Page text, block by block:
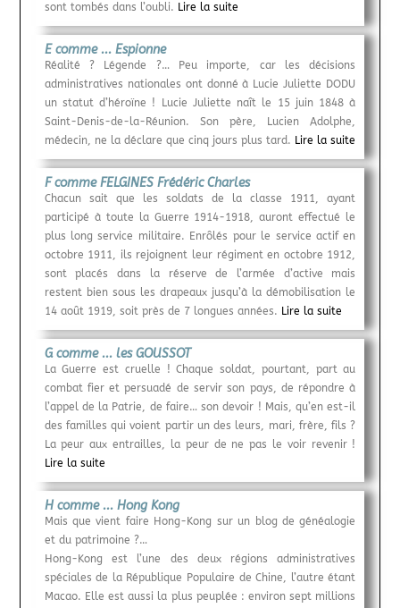
sont tombés dans l’oubli. Lire la suite
E comme ... Espionne
Réalité ? Légende ?… Peu importe, car les décisions
administratives nationales ont donné à Lucie Juliette DODU
un statut d’héroïne ! Lucie Juliette naît le 15 juin 1848 à
Saint-Denis-de-la-Réunion. Son père, Lucien Adolphe,
médecin, ne la déclare que cinq jours plus tard. Lire la suite
F comme FELGINES Frédéric Charles
Chacun sait que les soldats de la classe 1911, ayant
participé à toute la Guerre 1914-1918, auront effectué le
plus long service militaire. Enrôlés pour le service actif en
octobre 1911, ils rejoignent leur régiment en octobre 1912,
sont placés dans la réserve de l’armée d’active mais
restent bien sous les drapeaux jusqu’à la démobilisation le
14 août 1919, soit près de 7 longues années. Lire la suite
G comme ... les GOUSSOT
La Guerre est cruelle ! Chaque soldat, pourtant, part au
combat fier et persuadé de servir son pays, de répondre à
l’appel de la Patrie, de faire… son devoir ! Mais, qu’en est-il
des familles qui voient partir un des leurs, mari, frère, fils ?
La peur aux entrailles, la peur de ne pas le voir revenir !
Lire la suite
H comme ... Hong Kong
Mais que vient faire Hong-Kong sur un blog de généalogie
et du patrimoine ?…
Hong-Kong est l’une des deux régions administratives
spéciales de la République Populaire de Chine, l’autre étant
Macao. Elle est aussi la plus peuplée : environ sept millions